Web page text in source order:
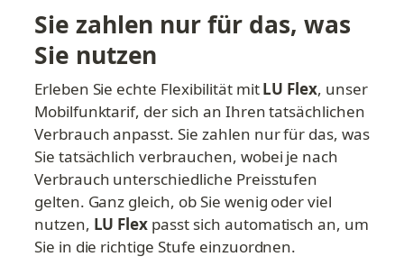
Sie zahlen nur für das, was
Sie nutzen
Erleben Sie echte Flexibilität mit LU Flex, unser
Mobilfunktarif, der sich an Ihren tatsächlichen
Verbrauch anpasst. Sie zahlen nur für das, was
Sie tatsächlich verbrauchen, wobei je nach
Verbrauch unterschiedliche Preisstufen
gelten. Ganz gleich, ob Sie wenig oder viel
nutzen, LU Flex passt sich automatisch an, um
Sie in die richtige Stufe einzuordnen.